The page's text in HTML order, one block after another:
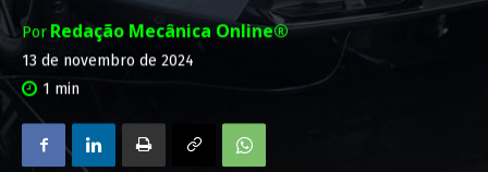
Por Redação Mecânica Online®
13 de novembro de 2024
1 min